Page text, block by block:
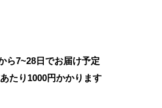
ら7~28日でお届け予定
たり 1000円かかります